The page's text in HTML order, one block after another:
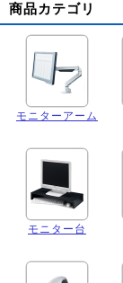
商品カテゴリ
モニターアーム
モニター台